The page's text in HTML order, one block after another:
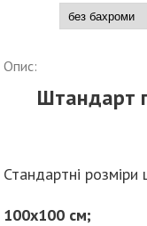
Опис:
Штандарт
Стандартні розміри
100х100 см;